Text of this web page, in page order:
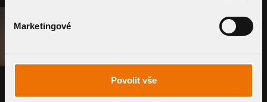
Marketingové
Povolit vše
PRODUKTY